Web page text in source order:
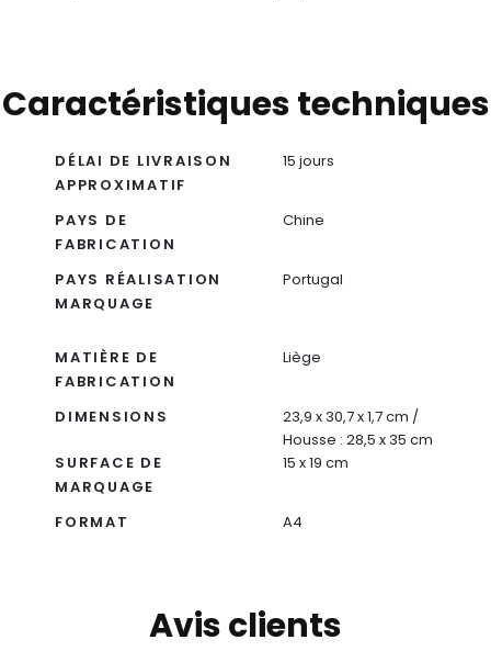
Caractéristiques techniques
DÉLAI DE LIVRAISON
APPROXIMATIF
15 jours
PAYS DE
FABRICATION
Chine
PAYS RÉALISATION
MARQUAGE
Portugal
MATIÈRE DE
FABRICATION
Liège
DIMENSIONS
23,9 x 30,7 x 1,7 cm /
Housse : 28,5 x 35 cm
SURFACE DE
MARQUAGE
15 x 19 cm
FORMAT A4
Avis clients